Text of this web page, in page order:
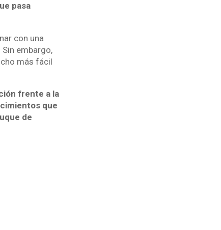
pasa
con una
embargo,
más fácil
frente a la
que
de